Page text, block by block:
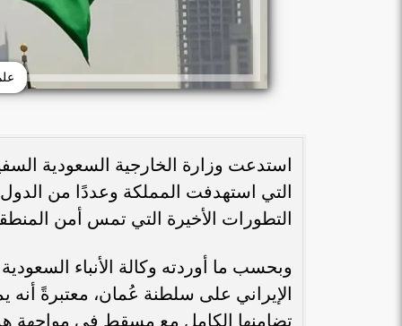
استدعت وزارة الخارجية السعودية
التي استهدفت المملكة وعددًا من
التطورات الأخيرة التي تمس أمن
وبحسب ما أوردته وكالة الأنباء
الإيراني على سلطنة عُمان، معتبرةً أنه
تضامنها الكامل مع مسقط في مواجهة